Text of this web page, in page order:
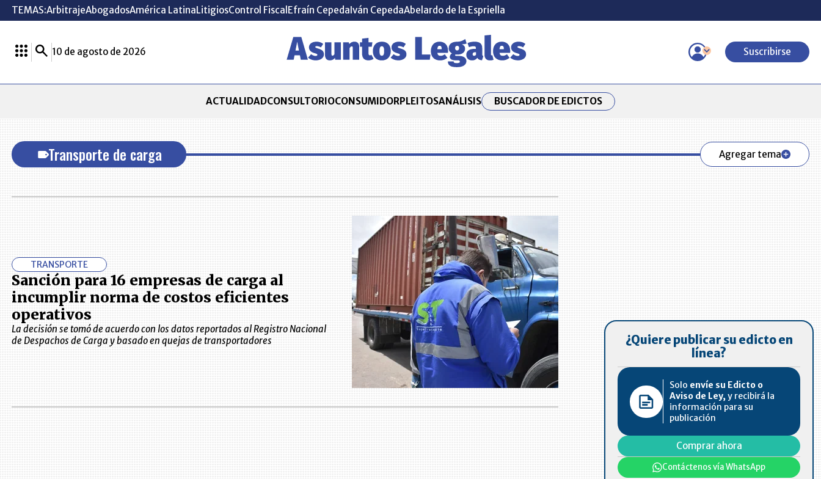
TEMAS:ArbitrajeAbogadosAmérica LatinaLitigiosControl Fiscal Efraín CepedaIván CepedaAbelardo de la Espriella
10 de agosto de 2026 Suscribirse
ACTUALIDADCONSULTORIOCONSUMIDORPLEITOSANÁLISIS BUSCADOR DE EDICTOS
Transporte de carga Agregar tema
TRANSPORTE
Sanción para 16 empresas de carga al
incumplir norma de costos eficientes
operativos
La decisión se tomó de acuerdo con los datos reportados al Registro Nacional
de Despachos de Carga y basado en quejas de transportadores
¿Quiere publicar su edicto en
línea?
Solo envíe su Edicto o
Aviso de Ley, y recibirá la
información para su
publicación
Comprar ahora
Contáctenos vía WhatsApp